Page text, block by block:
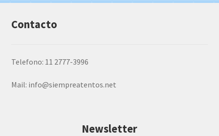
Contacto
Telefono: 11 2777-3996
Mail: info@siempreatentos.net
Newsletter